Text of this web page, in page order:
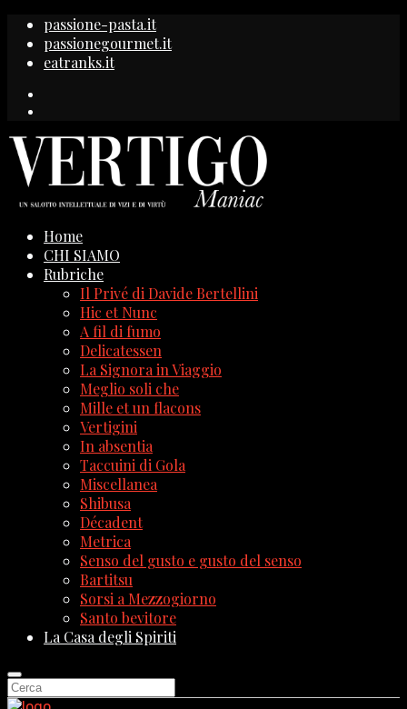
passione-pasta.it
passionegourmet.it
eatranks.it
Home
CHI SIAMO
Rubriche
Il Privé di Davide Bertellini
Hic et Nunc
A fil di fumo
Delicatessen
La Signora in Viaggio
Meglio soli che
Mille et un flacons
Vertigini
In absentia
Taccuini di Gola
Miscellanea
Shibusa
Décadent
Metrica
Senso del gusto e gusto del senso
Bartitsu
Sorsi a Mezzogiorno
Santo bevitore
La Casa degli Spiriti